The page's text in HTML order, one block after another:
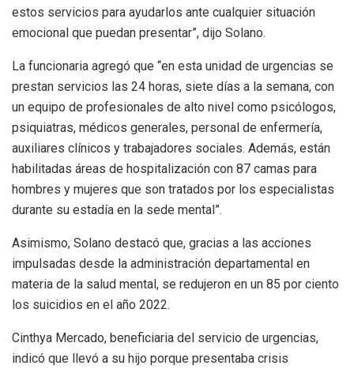
estos servicios para ayudarlos ante cualquier situación
emocional que puedan presentar”, dijo Solano.
La funcionaria agregó que “en esta unidad de urgencias se
prestan servicios las 24 horas, siete días a la semana, con
un equipo de profesionales de alto nivel como psicólogos,
psiquiatras, médicos generales, personal de enfermería,
auxiliares clínicos y trabajadores sociales. Además, están
habilitadas áreas de hospitalización con 87 camas para
hombres y mujeres que son tratados por los especialistas
durante su estadía en la sede mental”.
Asimismo, Solano destacó que, gracias a las acciones
impulsadas desde la administración departamental en
materia de la salud mental, se redujeron en un 85 por ciento
los suicidios en el año 2022.
Cinthya Mercado, beneficiaria del servicio de urgencias,
indicó que llevó a su hijo porque presentaba crisis